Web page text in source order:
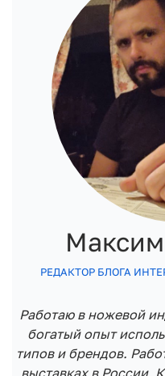
РЕДАКТОР БЛОГА
Работаю в ножевой
богатый опыт
типов и брендов.
выставках в России,